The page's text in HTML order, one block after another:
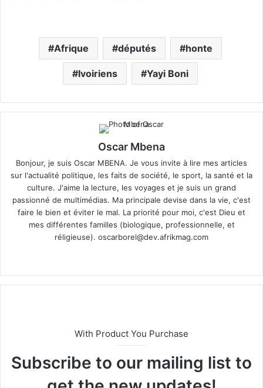
Afrique députés honte
Ivoiriens Yayi Boni
Oscar Mbena
Bonjour, je suis Oscar MBENA. Je vous invite à lire mes articles
sur l'actualité politique, les faits de société, le sport, la santé et la
culture. J'aime la lecture, les voyages et je suis un grand
passionné de multimédias. Ma principale devise dans la vie, c'est
faire le bien et éviter le mal. La priorité pour moi, c'est Dieu et
mes différentes familles (biologique, professionnelle, et
réligieuse). oscarborel@dev.afrikmag.com
te
With Product You Purchase
Subscribe to our mailing list to